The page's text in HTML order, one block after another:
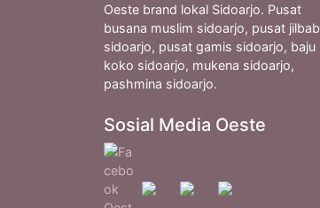
Oeste brand lokal Sidoarjo. Pusat
busana muslim sidoarjo, pusat jilbab
sidoarjo, pusat gamis sidoarjo, baju
koko sidoarjo, mukena sidoarjo,
pashmina sidoarjo.
Sosial Media Oeste